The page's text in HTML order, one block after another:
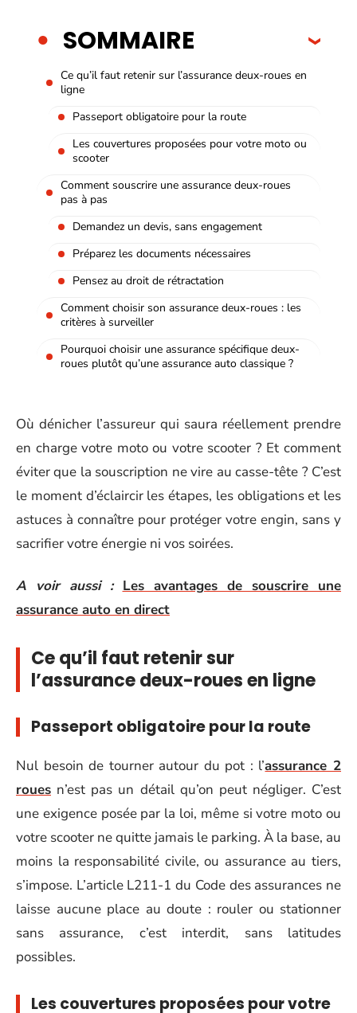
SOMMAIRE
Ce qu’il faut retenir sur l’assurance deux-roues en
ligne
Passeport obligatoire pour la route
Les couvertures proposées pour votre moto ou
scooter
Comment souscrire une assurance deux-roues
pas à pas
Demandez un devis, sans engagement
Préparez les documents nécessaires
Pensez au droit de rétractation
Comment choisir son assurance deux-roues : les
critères à surveiller
Pourquoi choisir une assurance spécifique deux-
roues plutôt qu’une assurance auto classique ?
Où dénicher l’assureur qui saura réellement prendre
en charge votre moto ou votre scooter ? Et comment
éviter que la souscription ne vire au casse-tête ? C’est
le moment d’éclaircir les étapes, les obligations et les
astuces à connaître pour protéger votre engin, sans y
sacrifier votre énergie ni vos soirées.
A voir aussi : Les avantages de souscrire une
assurance auto en direct
Ce qu’il faut retenir sur
l’assurance deux-roues en ligne
Passeport obligatoire pour la route
Nul besoin de tourner autour du pot : l’assurance 2
roues n’est pas un détail qu’on peut négliger. C’est
une exigence posée par la loi, même si votre moto ou
votre scooter ne quitte jamais le parking. À la base, au
moins la responsabilité civile, ou assurance au tiers,
s’impose. L’article L211-1 du Code des assurances ne
laisse aucune place au doute : rouler ou stationner
sans assurance, c’est interdit, sans latitudes
possibles.
Les couvertures proposées pour votre